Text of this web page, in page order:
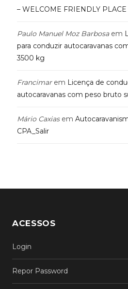
– WELCOME FRIENDLY PLACE
Paulo Manuel Moz Barbosaem
para conduzir autocaravanas
3500 kg
Francimarem Licença de
autocaravanas com peso bruto
Mário Caxiasem
CPA_Salir
ACESSOS
Login
Repor Password